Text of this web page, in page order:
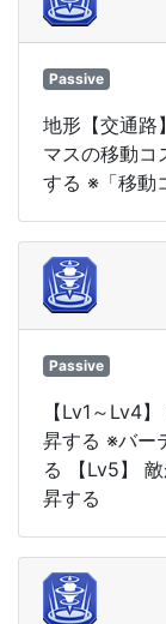
Passive
地形【交通路
マスの移動コ
する ※「移動
Passive
【Lv1～Lv4
昇する ※バー
る 【Lv5】
昇する